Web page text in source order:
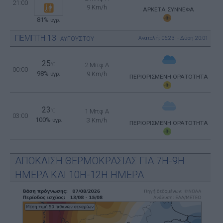
21:00
81% υγρ.
9 Km/h
ΑΡΚΕΤΑ ΣΥΝΝΕΦΑ
ΠΕΜΠΤΗ 13 ΑΥΓΟΥΣΤΟΥ Ανατολή: 06:23 - Δύση 20:01
00:00
25
98% υγρ.
2 Μπφ Α
9 Km/h
ΠΕΡΙΟΡΙΣΜΕΝΗ ΟΡΑΤΟΤΗΤΑ
03:00
23
100% υγρ.
1 Μπφ Α
3 Km/h
ΠΕΡΙΟΡΙΣΜΕΝΗ ΟΡΑΤΟΤΗΤΑ
ΑΠΟΚΛΙΣΗ ΘΕΡΜΟΚΡΑΣΙΑΣ ΓΙΑ 7Η-9Η
ΗΜΕΡΑ ΚΑΙ 10Η-12Η ΗΜΕΡΑ